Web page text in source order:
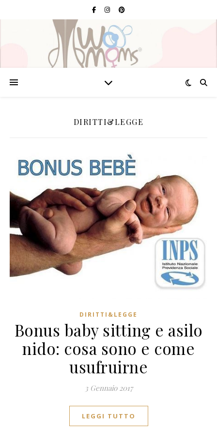
DIRITTI&LEGGE
DIRITTI&LEGGE
Bonus baby sitting e asilo
nido: cosa sono e come
usufruirne
3 Gennaio 2017
LEGGI TUTTO